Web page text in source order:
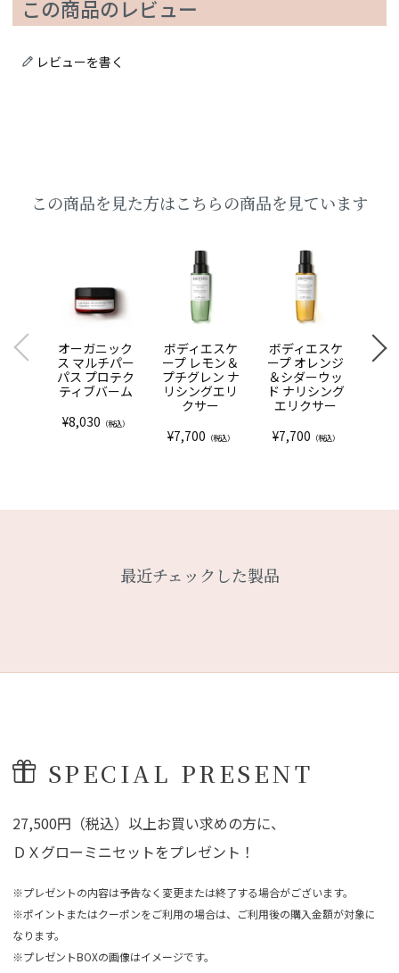
この商品のレビュー
レビューを書く
この商品を見た方はこちらの商品を見ています
オーガニック
ス マルチパー
パス プロテク
ティブバーム
¥8,030 （税込）
ボディエスケ
ープ レモン＆
プチグレン ナ
リシングエリ
クサー
¥7,700 （税込）
ボディエスケ
ープ オレンジ
＆シダーウッ
ド ナリシング
エリクサー
¥7,700 （税込）
オ
ス
最近チェックした製品
SPECIAL PRESENT
27,500円（税込）以上お買い求めの方に、
ＤＸグローミニセットをプレゼント！
※プレゼントの内容は予告なく変更または終了する場合がございます。
※ポイントまたはクーポンをご利用の場合は、ご利用後の購入金額が対象に
なります。
※プレゼントBOXの画像はイメージです。